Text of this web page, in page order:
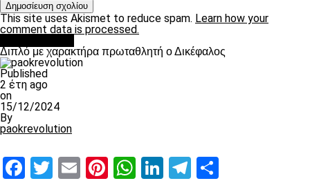
This site uses Akismet to reduce spam. Learn how your
comment data is processed.
Διπλό με χαρακτήρα πρωταθλητή ο Δικέφαλος
Published
2 έτη ago
on
15/12/2024
By
paokrevolution
Facebook
Twitter
EmailPinterest
WhatsApp
LinkedIn
Telegram